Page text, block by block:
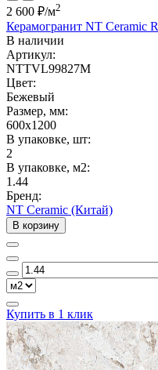
2 600 ₽/м2
Керамогранит NT Ceramic
В наличии
Артикул:
NTTVL99827M
Цвет:
Бежевый
Размер, мм:
600x1200
В упаковке, шт:
2
В упаковке, м2:
1.44
Бренд:
NT Ceramic (Китай)
В корзину
Купить в 1 клик